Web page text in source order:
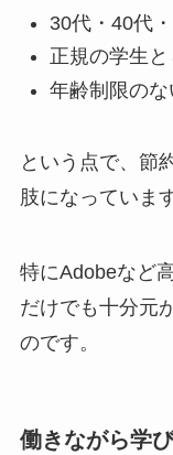
30代・40代
正規の学生と
年齢制限の
という点で、節
肢になっています
特にAdobeなど
だけでも十分元
のです。
働きながら学